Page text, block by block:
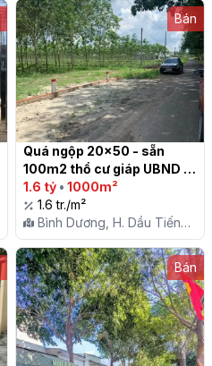
Bán
Quá ngộp 20x50 - sẵn
100m2 thổ cư giáp UBND
Minh Thạnh Dầu Tiếng
1.6 tỷ • 1000m²
1.6 tr./m²
Bình Dương, H. Dầu Tiếng,
X. Minh Thạnh
Bán